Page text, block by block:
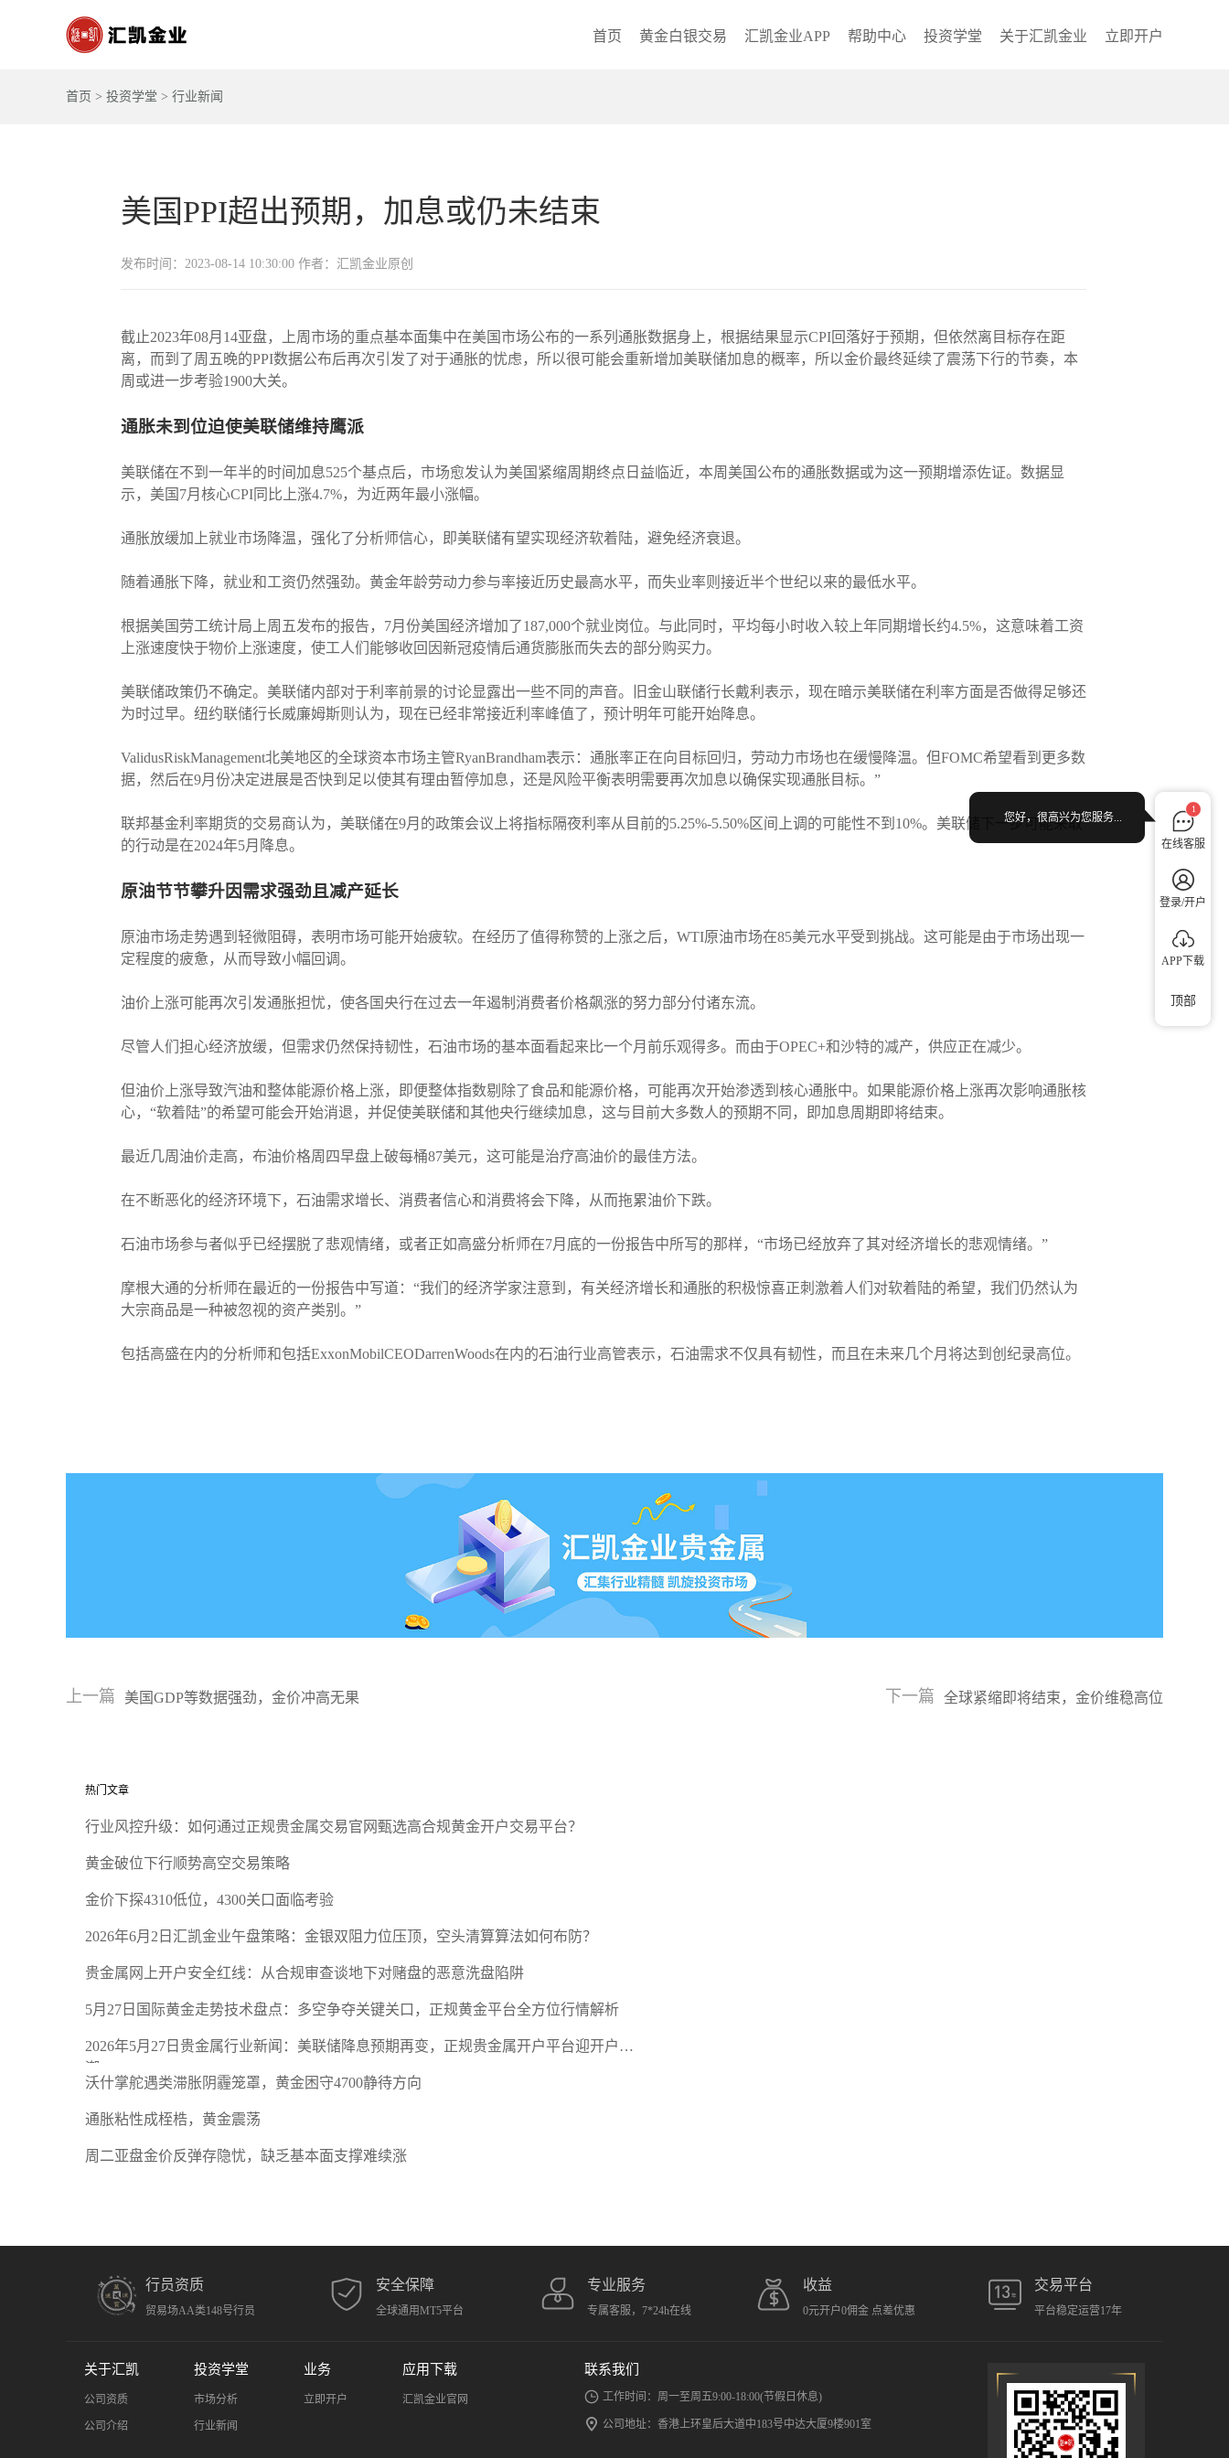
首页 黄金白银交易 汇凯金业APP 帮助中心 投资学堂 关于汇凯金业 立即开户
首页 > 投资学堂 > 行业新闻
美国PPI超出预期，加息或仍未结束
发布时间：2023-08-14 10:30:00 作者：汇凯金业原创
截止2023年08月14亚盘，上周市场的重点基本面集中在美国市场公布的一系列通胀数据身上，根据结果显示CPI回落好于预期，但依然离目标存在距
离，而到了周五晚的PPI数据公布后再次引发了对于通胀的忧虑，所以很可能会重新增加美联储加息的概率，所以金价最终延续了震荡下行的节奏，本
周或进一步考验1900大关。
通胀未到位迫使美联储维持鹰派
美联储在不到一年半的时间加息525个基点后，市场愈发认为美国紧缩周期终点日益临近，本周美国公布的通胀数据或为这一预期增添佐证。数据显
示，美国7月核心CPI同比上涨4.7%，为近两年最小涨幅。
通胀放缓加上就业市场降温，强化了分析师信心，即美联储有望实现经济软着陆，避免经济衰退。
随着通胀下降，就业和工资仍然强劲。黄金年龄劳动力参与率接近历史最高水平，而失业率则接近半个世纪以来的最低水平。
根据美国劳工统计局上周五发布的报告，7月份美国经济增加了187,000个就业岗位。与此同时，平均每小时收入较上年同期增长约4.5%，这意味着工资
上涨速度快于物价上涨速度，使工人们能够收回因新冠疫情后通货膨胀而失去的部分购买力。
美联储政策仍不确定。美联储内部对于利率前景的讨论显露出一些不同的声音。旧金山联储行长戴利表示，现在暗示美联储在利率方面是否做得足够还
为时过早。纽约联储行长威廉姆斯则认为，现在已经非常接近利率峰值了，预计明年可能开始降息。
ValidusRiskManagement北美地区的全球资本市场主管RyanBrandham表示：通胀率正在向目标回归，劳动力市场也在缓慢降温。但FOMC希望看到更多数
据，然后在9月份决定进展是否快到足以使其有理由暂停加息，还是风险平衡表明需要再次加息以确保实现通胀目标。”
联邦基金利率期货的交易商认为，美联储在9月的政策会议上将指标隔夜利率从目前的5.25%-5.50%区间上调的可能性不到10%。美联储下一步可能采取
的行动是在2024年5月降息。
原油节节攀升因需求强劲且减产延长
原油市场走势遇到轻微阻碍，表明市场可能开始疲软。在经历了值得称赞的上涨之后，WTI原油市场在85美元水平受到挑战。这可能是由于市场出现一
定程度的疲惫，从而导致小幅回调。
油价上涨可能再次引发通胀担忧，使各国央行在过去一年遏制消费者价格飙涨的努力部分付诸东流。
尽管人们担心经济放缓，但需求仍然保持韧性，石油市场的基本面看起来比一个月前乐观得多。而由于OPEC+和沙特的减产，供应正在减少。
但油价上涨导致汽油和整体能源价格上涨，即便整体指数剔除了食品和能源价格，可能再次开始渗透到核心通胀中。如果能源价格上涨再次影响通胀核
心，“软着陆”的希望可能会开始消退，并促使美联储和其他央行继续加息，这与目前大多数人的预期不同，即加息周期即将结束。
最近几周油价走高，布油价格周四早盘上破每桶87美元，这可能是治疗高油价的最佳方法。
在不断恶化的经济环境下，石油需求增长、消费者信心和消费将会下降，从而拖累油价下跌。
石油市场参与者似乎已经摆脱了悲观情绪，或者正如高盛分析师在7月底的一份报告中所写的那样，“市场已经放弃了其对经济增长的悲观情绪。”
摩根大通的分析师在最近的一份报告中写道：“我们的经济学家注意到，有关经济增长和通胀的积极惊喜正刺激着人们对软着陆的希望，我们仍然认为
大宗商品是一种被忽视的资产类别。”
包括高盛在内的分析师和包括ExxonMobilCEODarrenWoods在内的石油行业高管表示，石油需求不仅具有韧性，而且在未来几个月将达到创纪录高位。
上一篇 美国GDP等数据强劲，金价冲高无果 下一篇 全球紧缩即将结束，金价维稳高位
热门文章
行业风控升级：如何通过正规贵金属交易官网甄选高合规黄金开户交易平台？
黄金破位下行顺势高空交易策略
金价下探4310低位，4300关口面临考验
2026年6月2日汇凯金业午盘策略：金银双阻力位压顶，空头清算算法如何布防？
贵金属网上开户安全红线：从合规审查谈地下对赌盘的恶意洗盘陷阱
5月27日国际黄金走势技术盘点：多空争夺关键关口，正规黄金平台全方位行情解析
2026年5月27日贵金属行业新闻：美联储降息预期再变，正规贵金属开户平台迎开户热
潮
沃什掌舵遇类滞胀阴霾笼罩，黄金困守4700静待方向
通胀粘性成桎梏，黄金震荡
周二亚盘金价反弹存隐忧，缺乏基本面支撑难续涨
行员资质
贸易场AA类148号行员
安全保障
全球通用MT5平台
专业服务
专属客服，7*24h在线
收益
0元开户0佣金 点差优惠
交易平台
平台稳定运营17年
关于汇凯
公司资质
公司介绍
投资学堂
市场分析
行业新闻
业务
立即开户
应用下载
汇凯金业官网
联系我们
工作时间：周一至周五9:00-18:00(节假日休息)
公司地址：香港上环皇后大道中183号中达大厦9楼901室
1
在线客服
登录/开户
APP下载
您好，很高兴为您服务...
顶部